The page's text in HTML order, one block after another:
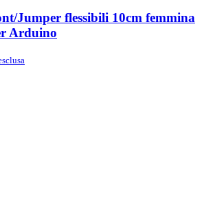
Jumper flessibili 10cm femmina
Arduino